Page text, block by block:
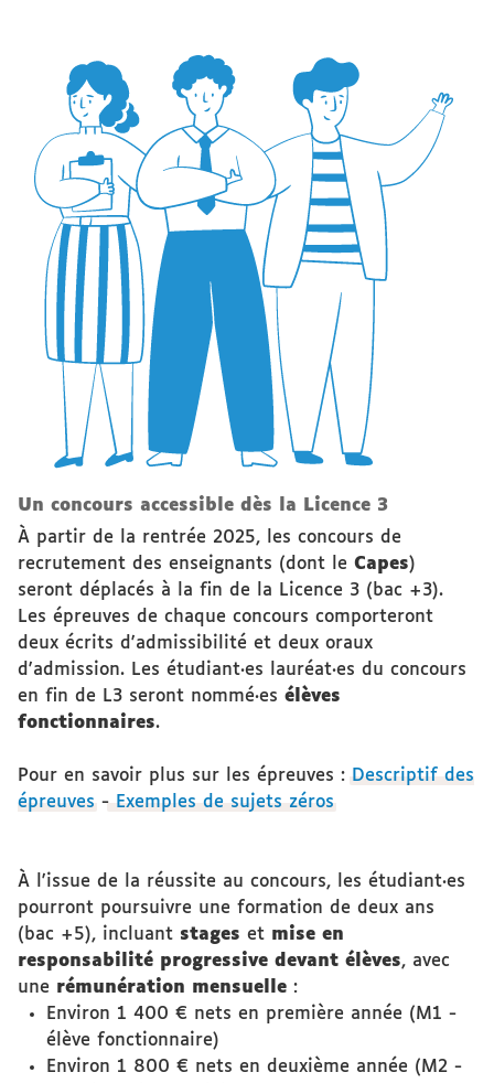
Un concours accessible dès la Licence 3
À partir de la rentrée 2025, les concours de
recrutement des enseignants (dont le Capes)
seront déplacés à la fin de la Licence 3 (bac +3).
Les épreuves de chaque concours comporteront
deux écrits d'admissibilité et deux oraux
d'admission. Les étudiant·es lauréat·es du concours
en fin de L3 seront nommé·es élèves
fonctionnaires.
Pour en savoir plus sur les épreuves : Descriptif des
épreuves - Exemples de sujets zéros
À l'issue de la réussite au concours, les étudiant·es
pourront poursuivre une formation de deux ans
(bac +5), incluant stages et mise en
responsabilité progressive devant élèves, avec
une rémunération mensuelle :
Environ 1 400 € nets en première année (M1 -
élève fonctionnaire)
Environ 1 800 € nets en deuxième année (M2 -